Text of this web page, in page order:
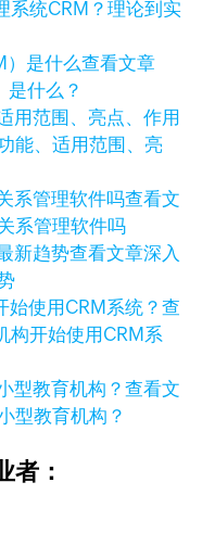
系统CRM？理论到实
查看文章
什么？
能、适用范围、亮
查看文
系管理软件吗
查看文章深入
查
构开始使用CRM系
查看文
型教育机构？
者：